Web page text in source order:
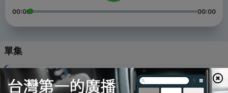
00:00 00:00
單集
會員經營從關懷開始 2024-12-25
02 Jan 2025